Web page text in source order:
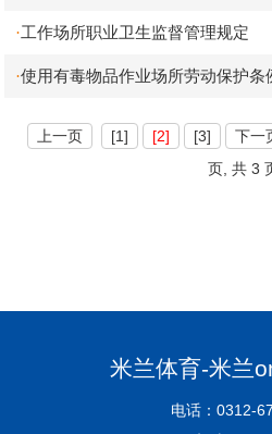
·工作场所职业卫生监督管理规定
·使用有毒物品作业场所劳动保护条
上一页 [1] [2] [3] 下一
页, 共 3
米兰体育-米兰
电话：0312-